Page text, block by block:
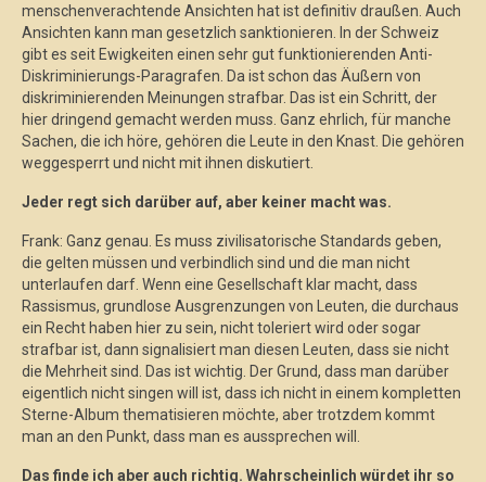
menschenverachtende Ansichten hat ist definitiv draußen. Auch
Ansichten kann man gesetzlich sanktionieren. In der Schweiz
gibt es seit Ewigkeiten einen sehr gut funktionierenden Anti-
Diskriminierungs-Paragrafen. Da ist schon das Äußern von
diskriminierenden Meinungen strafbar. Das ist ein Schritt, der
hier dringend gemacht werden muss. Ganz ehrlich, für manche
Sachen, die ich höre, gehören die Leute in den Knast. Die gehören
weggesperrt und nicht mit ihnen diskutiert.
Jeder regt sich darüber auf, aber keiner macht was.
Frank: Ganz genau. Es muss zivilisatorische Standards geben,
die gelten müssen und verbindlich sind und die man nicht
unterlaufen darf. Wenn eine Gesellschaft klar macht, dass
Rassismus, grundlose Ausgrenzungen von Leuten, die durchaus
ein Recht haben hier zu sein, nicht toleriert wird oder sogar
strafbar ist, dann signalisiert man diesen Leuten, dass sie nicht
die Mehrheit sind. Das ist wichtig. Der Grund, dass man darüber
eigentlich nicht singen will ist, dass ich nicht in einem kompletten
Sterne-Album thematisieren möchte, aber trotzdem kommt
man an den Punkt, dass man es aussprechen will.
Das finde ich aber auch richtig. Wahrscheinlich würdet ihr so